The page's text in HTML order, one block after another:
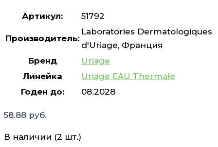
Артикул: 51792
Производитель:
Laboratories Dermatologiques
d'Uriage, Франция
Бренд
Uriage
Линейка
Uriage EAU Thermale
Годен до:
08.2028
58.88 руб.
В наличии (2 шт.)